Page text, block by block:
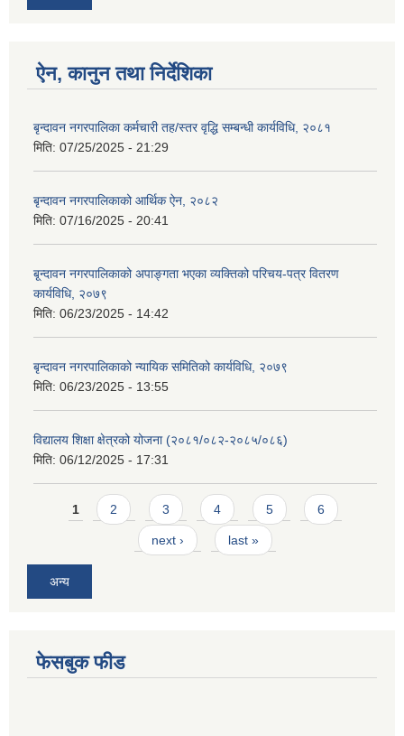
ऐन, कानुन तथा निर्देशिका
बृन्दावन नगरपालिका कर्मचारी तह/स्तर वृद्धि सम्बन्धी कार्यविधि, २०८१
मिति: 07/25/2025 - 21:29
बृन्दावन नगरपालिकाको आर्थिक ऐन, २०८२
मिति: 07/16/2025 - 20:41
बृ्न्दावन नगरपालिकाको अपाङ्गता भएका व्यक्तिको परिचय-पत्र वितरण
कार्यविधि, २०७९
मिति: 06/23/2025 - 14:42
बृन्दावन नगरपालिकाको न्यायिक समितिको कार्यविधि, २०७९
मिति: 06/23/2025 - 13:55
विद्यालय शिक्षा क्षेत्रको योजना (२०८१/०८२-२०८५/०८६)
मिति: 06/12/2025 - 17:31
Pages
1 2 3 4 5 6
next › last »
अन्य
फेसबुक फीड